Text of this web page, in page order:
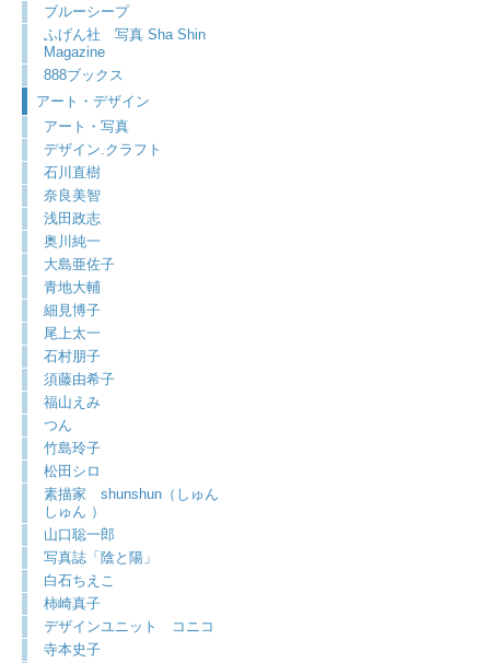
ブルーシープ
ふげん社 写真 Sha Shin
Magazine
888ブックス
アート・デザイン
アート・写真
デザイン.クラフト
石川直樹
奈良美智
浅田政志
奥川純一
大島亜佐子
青地大輔
細見博子
尾上太一
石村朋子
須藤由希子
福山えみ
つん
竹島玲子
松田シロ
素描家 shunshun（しゅん
しゅん ）
山口聡一郎
写真誌「陰と陽」
白石ちえこ
柿崎真子
デザインユニット コニコ
寺本史子